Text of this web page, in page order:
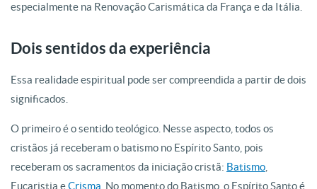
especialmente na Renovação Carismática da França e da Itália.
Dois sentidos da experiência
Essa realidade espiritual pode ser compreendida a partir de dois
significados.
O primeiro é o sentido teológico. Nesse aspecto, todos os
cristãos já receberam o batismo no Espírito Santo, pois
receberam os sacramentos da iniciação cristã: Batismo
Eucaristia eCrisma No momento do Batismo, o Espírito Santo é